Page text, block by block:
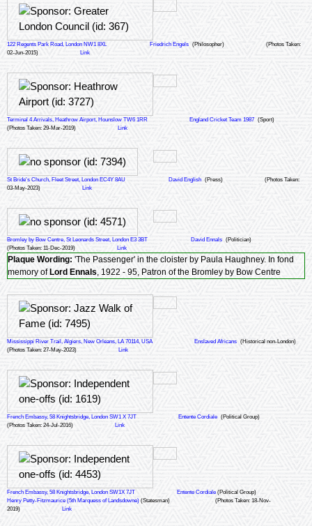
122 Regents Park Road, London NW1 8XL Friedrich Engels (Philosopher)
(Photos Taken:
02-Jun-2015)
Link
Terminal 4 Arrivals, Heathrow Airport, Hounslow TW6 1RR England Cricket Team 1987 (Sport)
(Photos Taken: 29-Mar-2019)
Link
St Bride's Church, Fleet Street, London EC4Y 8AU David English (Press)
(Photos Taken:
03-May-2023)
Link
Bromley by Bow Centre, St Leonards Street, London E3 3BT David Ennals (Politician)
(Photos Taken: 11-Dec-2019)
Link
Plaque Wording: 'The Passenger' in the cloister by Paula Haughney. In fond
memory of Lord Ennals, 1922 - 95, Patron of the Bromley by Bow Centre
Mississippi River Trail, Algiers, New Orleans, LA 70114, USA Enslaved Africans (Historical non-London)
(Photos Taken: 27-May-2023)
Link
French Embassy, 58 Knightsbridge, London SW1 X 7JT Entente Cordiale (Political Group)
(Photos Taken: 24-Jul-2016)
Link
French Embassy, 58 Knightsbridge, London SW1X 7JT Entente Cordiale (Political Group)
Henry Petty-Fitzmaurice (5th Marquess of Landsdowne) (Statesman)
(Photos Taken: 18-Nov-
2019)
Link